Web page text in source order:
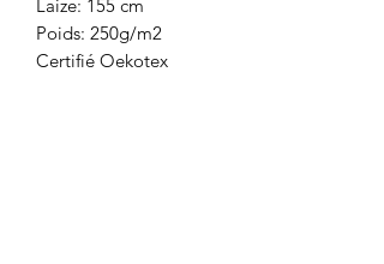
Laize: 155 cm
Poids: 250g/m2
Certifié Oekotex